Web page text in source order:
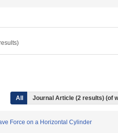
All Journal Article (2 results) (of
Force on a Horizontal Cylinder